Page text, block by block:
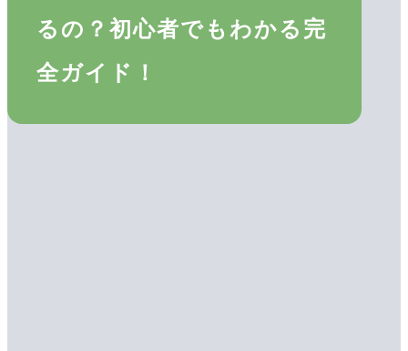
るの？初心者でもわかる完
全ガイド！